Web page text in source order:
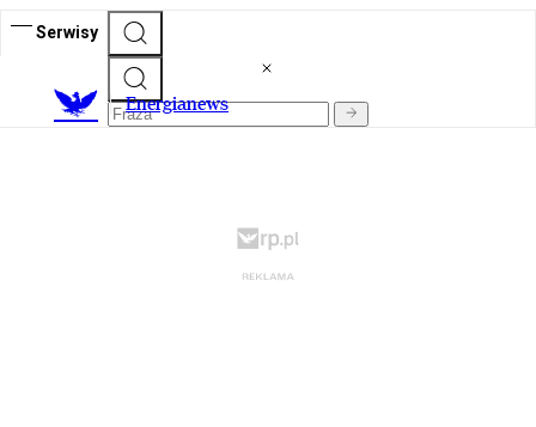
Serwisy
Energianews